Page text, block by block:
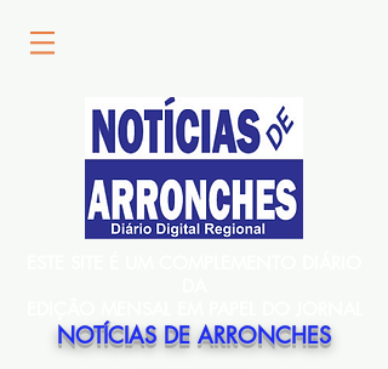
NOTÍCIAS DE ARRONCHES